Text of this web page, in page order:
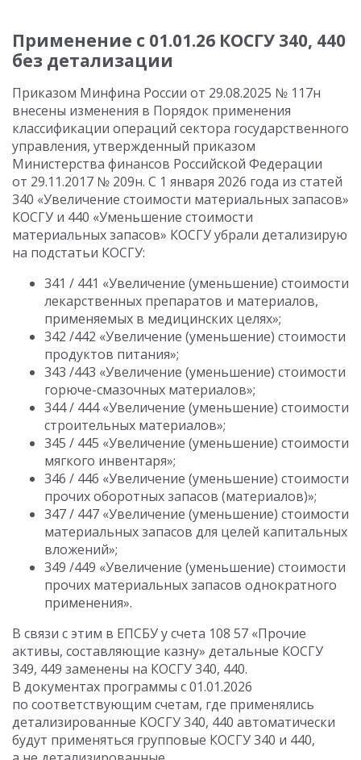
Применение с 01.01.26 КОСГУ 340, 440
без детализации
Приказом Минфина России от 29.08.2025 № 117н
внесены изменения в Порядок применения
классификации операций сектора государственного
управления, утвержденный приказом
Министерства финансов Российской Федерации
от 29.11.2017 № 209н. С 1 января 2026 года из статей
340 «Увеличение стоимости материальных запасов»
КОСГУ и 440 «Уменьшение стоимости
материальных запасов» КОСГУ убрали детализирую
на подстатьи КОСГУ:
341 / 441 «Увеличение (уменьшение) стоимости
лекарственных препаратов и материалов,
применяемых в медицинских целях»;
342 /442 «Увеличение (уменьшение) стоимости
продуктов питания»;
343 /443 «Увеличение (уменьшение) стоимости
горюче-смазочных материалов»;
344 / 444 «Увеличение (уменьшение) стоимости
строительных материалов»;
345 / 445 «Увеличение (уменьшение) стоимости
мягкого инвентаря»;
346 / 446 «Увеличение (уменьшение) стоимости
прочих оборотных запасов (материалов)»;
347 / 447 «Увеличение (уменьшение) стоимости
материальных запасов для целей капитальных
вложений»;
349 /449 «Увеличение (уменьшение) стоимости
прочих материальных запасов однократного
применения».
В связи с этим в ЕПСБУ у счета 108 57 «Прочие
активы, составляющие казну» детальные КОСГУ
349, 449 заменены на КОСГУ 340, 440.
В документах программы с 01.01.2026
по соответствующим счетам, где применялись
детализированные КОСГУ 340, 440 автоматически
будут применяться групповые КОСГУ 340 и 440,